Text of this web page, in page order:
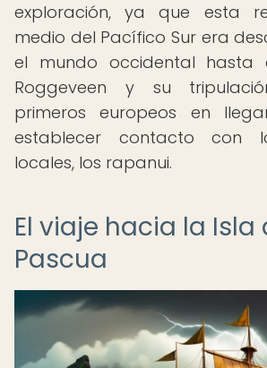
exploración, ya que esta
medio del Pacífico Sur era
el mundo occidental hasta
Roggeveen y su
primeros europeos en
establecer contacto con
locales, los rapanui.
El viaje hacia la Isla
Pascua